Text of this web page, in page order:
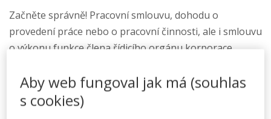
Začněte správně! Pracovní smlouvu, dohodu o
provedení práce nebo o pracovní činnosti, ale i smlouvu
o výkonu funkce člena řídicího orgánu korporace
všechny v praxi nejčastěji se vyskytující smluvní aspekty
možné spolupráce. Nedovolíme, abyste na něco
Aby web fungoval jak má (souhlas
s cookies)